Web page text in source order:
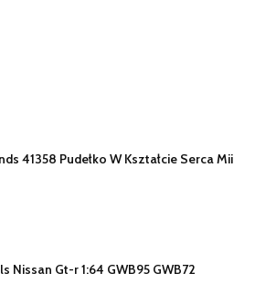
41358 Pudełko W Kształcie Serca Mii
Nissan Gt-r 1:64 GWB95 GWB72